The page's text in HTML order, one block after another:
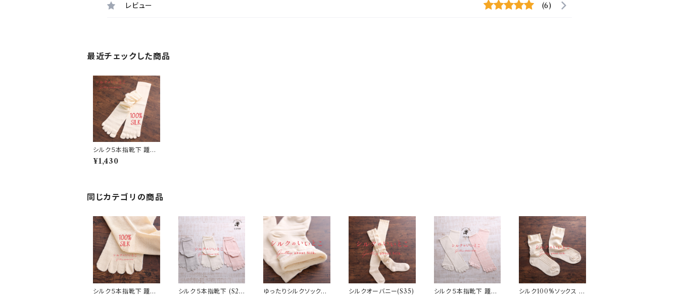
レビュー (6)
最近チェックした商品
シルク５本指靴下 踵無
(野蚕)A33-47-34
¥1,430
同じカテゴリの商品
シルク５本指靴下 踵あ
シルク５本指靴下 (S2
ゆったりシルクソックス
シルクオーバニー(S35)
シルク５本指靴下 踵無
シルク100%ソックス (S